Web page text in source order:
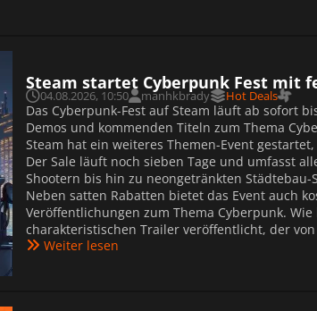
Steam startet Cyberpunk Fest mit
04.08.2026, 10:50 manhkbrady Hot Deals
Das Cyberpunk-Fest auf Steam läuft ab sofort
Demos und kommenden Titeln zum Thema
Steam hat ein weiteres Themen-Event
Der Sale läuft noch sieben Tage und umfasst
Shootern bis hin zu neongetränkten
Neben satten Rabatten bietet das Event auch
Veröffentlichungen zum Thema Cyberpunk.
charakteristischen Trailer veröffentlicht, der
Weiter lesen